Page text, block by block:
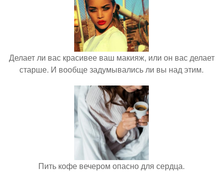
Делает ли вас красивее ваш макияж, или он вас делает
старше. И вообще задумывались ли вы над этим.
Пить кофе вечером опасно для сердца.